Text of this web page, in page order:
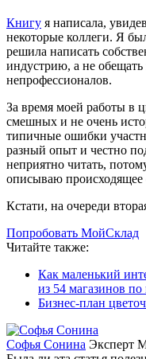
Книгу я написала,
некоторые коллеги. Я
решила написать
индустрию, а не
непрофессионалов.
За время моей работы в
смешных и не очень
типичные ошибки
разный опыт и честно
неприятно читать,
описываю
Кстати, на очереди
Попробовать МойСклад
Читайте также:
Как маленький
из 54 магазинов по
Бизнес-план
Софья Сонина Эксперт